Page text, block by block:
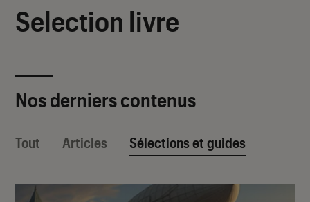
Selection livre
Nos derniers contenus
Tout Articles Sélections et guides